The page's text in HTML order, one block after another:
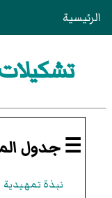
الرئيسية
تشكيلات
☰ جدول
نبذة تمهيدية